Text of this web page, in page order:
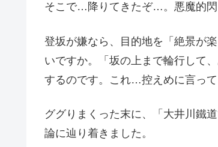
そこで…降りてきたぞ…。悪魔的
登坂が嫌なら、目的地を「絶景が
いですか。「坂の上まで輪行して
するのです。これ…控えめに言って
ググりまくった末に、「大井川鐵
論に辿り着きました。